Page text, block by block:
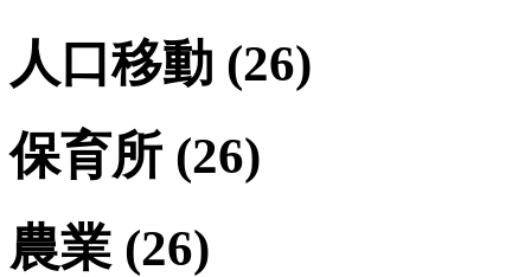
人口移動 (26)
保育所 (26)
農業 (26)